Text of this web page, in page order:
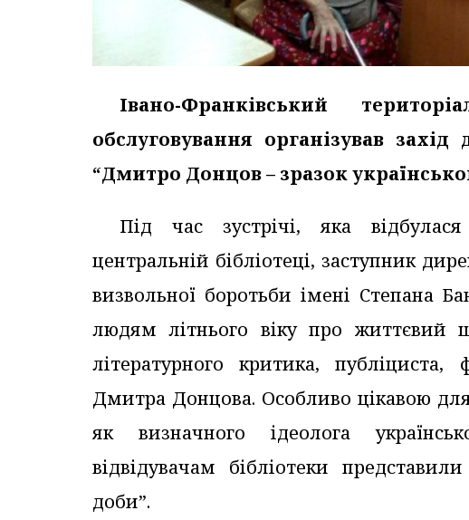
Івано-Франківський
обслуговування організував
“Дмитро Донцов – зразок
Під час зустрічі, яка
центральній бібліотеці, заступник
визвольної боротьби імені Степана
людям літнього віку про життєвий
літературного критика,
Дмитра Донцова. Особливо цікавою
як визначного ідеолога
відвідувачам бібліотеки
доби”.